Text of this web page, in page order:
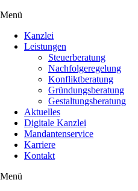
Menü
Kanzlei
Leistungen
Steuerberatung
Nachfolgeregelung
Konfliktberatung
Gründungsberatung
Gestaltungsberatung
Aktuelles
Digitale Kanzlei
Mandantenservice
Karriere
Kontakt
Menü